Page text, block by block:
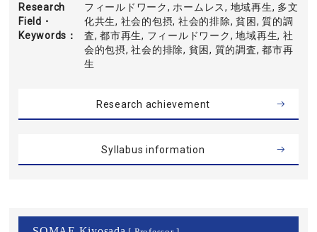
Research
Field・
Keywords
フィールドワーク, ホームレス, 地域再生, 多文
化共生, 社会的包摂, 社会的排除, 貧困, 質的調
査, 都市再生, フィールドワーク, 地域再生, 社
会的包摂, 社会的排除, 貧困, 質的調査, 都市再
生
Research achievement
Syllabus information